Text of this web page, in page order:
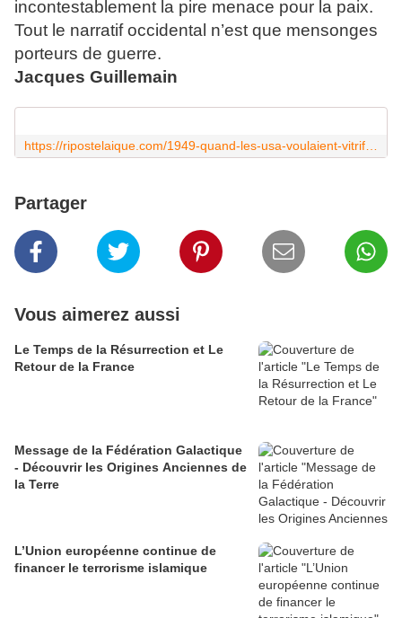
incontestablement la pire menace pour la paix.
Tout le narratif occidental n’est que mensonges
porteurs de guerre.
Jacques Guillemain
Partager
Vous aimerez aussi
Le Temps de la Résurrection et Le
Retour de la France
Message de la Fédération Galactique
- Découvrir les Origines Anciennes de
la Terre
L’Union européenne continue de
financer le terrorisme islamique